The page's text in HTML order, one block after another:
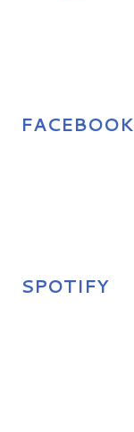
FACEBOOK
SPOTIFY